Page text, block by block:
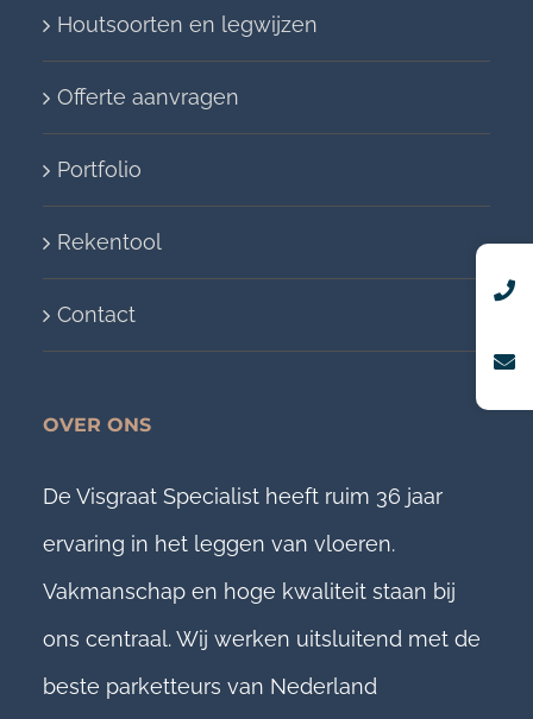
Houtsoorten en legwijzen
Offerte aanvragen
Portfolio
Rekentool
Contact
OVER ONS
De Visgraat Specialist heeft ruim 36 jaar
ervaring in het leggen van vloeren.
Vakmanschap en hoge kwaliteit staan bij
ons centraal. Wij werken uitsluitend met de
beste parketteurs van Nederland